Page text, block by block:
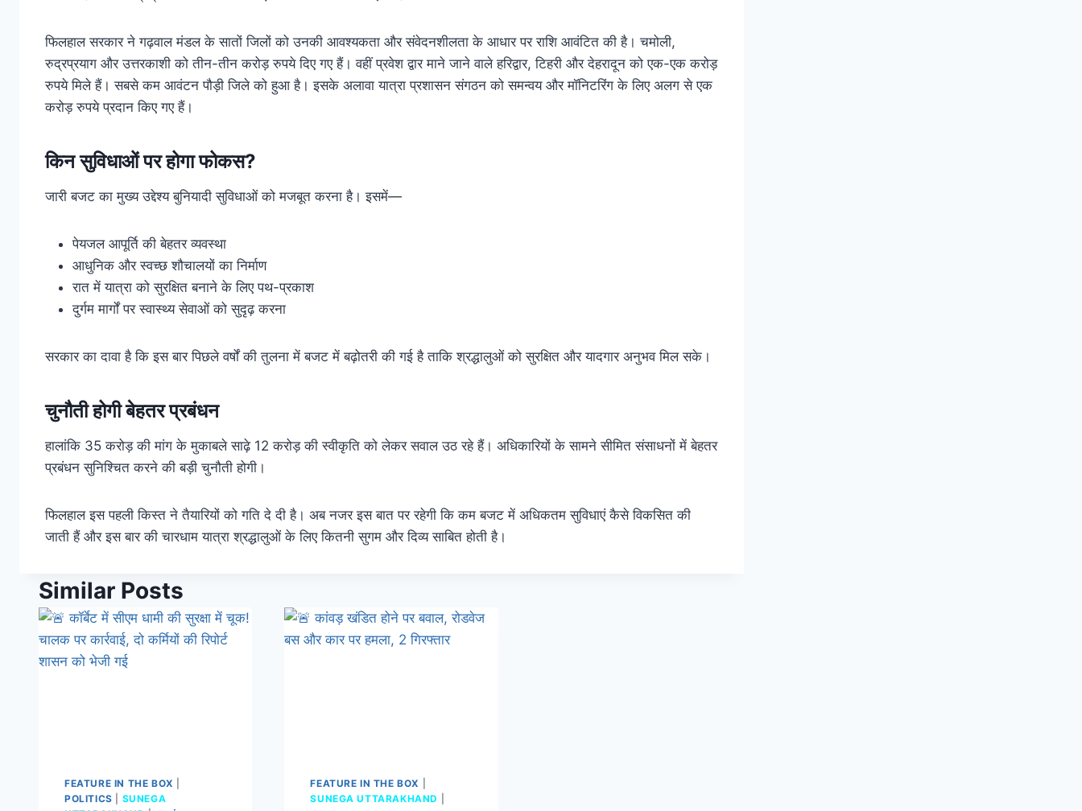
फिलहाल सरकार ने गढ़वाल मंडल के सातों जिलों को उनकी आवश्यकता और संवेदनशीलता के आधार पर राशि आवंटित की है। चमोली,
रुद्रप्रयाग और उत्तरकाशी को तीन-तीन करोड़ रुपये दिए गए हैं। वहीं प्रवेश द्वार माने जाने वाले हरिद्वार, टिहरी और देहरादून को एक-एक करोड़
रुपये मिले हैं। सबसे कम आवंटन पौड़ी जिले को हुआ है। इसके अलावा यात्रा प्रशासन संगठन को समन्वय और मॉनिटरिंग के लिए अलग से एक
करोड़ रुपये प्रदान किए गए हैं।
किन सुविधाओं पर होगा फोकस?
जारी बजट का मुख्य उद्देश्य बुनियादी सुविधाओं को मजबूत करना है। इसमें—
पेयजल आपूर्ति की बेहतर व्यवस्था
आधुनिक और स्वच्छ शौचालयों का निर्माण
रात में यात्रा को सुरक्षित बनाने के लिए पथ-प्रकाश
दुर्गम मार्गों पर स्वास्थ्य सेवाओं को सुदृढ़ करना
सरकार का दावा है कि इस बार पिछले वर्षों की तुलना में बजट में बढ़ोतरी की गई है ताकि श्रद्धालुओं को सुरक्षित और यादगार अनुभव मिल सके।
चुनौती होगी बेहतर प्रबंधन
हालांकि 35 करोड़ की मांग के मुकाबले साढ़े 12 करोड़ की स्वीकृति को लेकर सवाल उठ रहे हैं। अधिकारियों के सामने सीमित संसाधनों में बेहतर
प्रबंधन सुनिश्चित करने की बड़ी चुनौती होगी।
फिलहाल इस पहली किस्त ने तैयारियों को गति दे दी है। अब नजर इस बात पर रहेगी कि कम बजट में अधिकतम सुविधाएं कैसे विकसित की
जाती हैं और इस बार की चारधाम यात्रा श्रद्धालुओं के लिए कितनी सुगम और दिव्य साबित होती है।
Similar Posts
FEATURE IN THE BOX
POLITICS
SUNEGA
FEATURE IN THE BOX
SUNEGA UTTARAKHAND